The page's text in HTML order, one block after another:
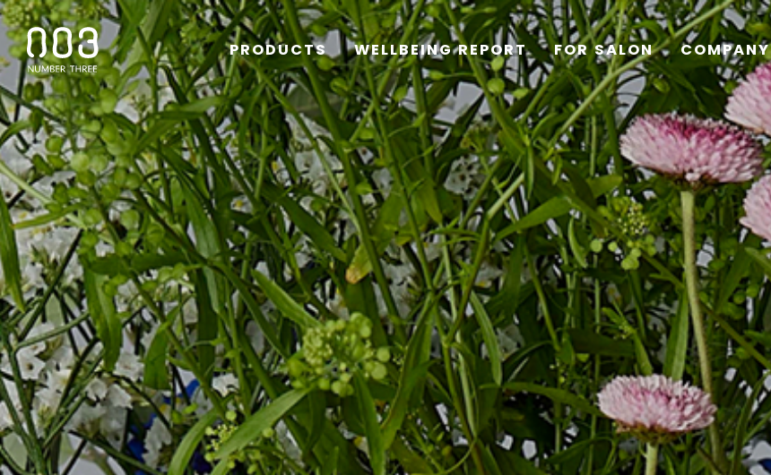
PRODUCTS WELLBEING REPORT FOR SALON COMPANY
TOP
PRODUCTS
WELLBEING REPORT
FOR SALON
COMPANY